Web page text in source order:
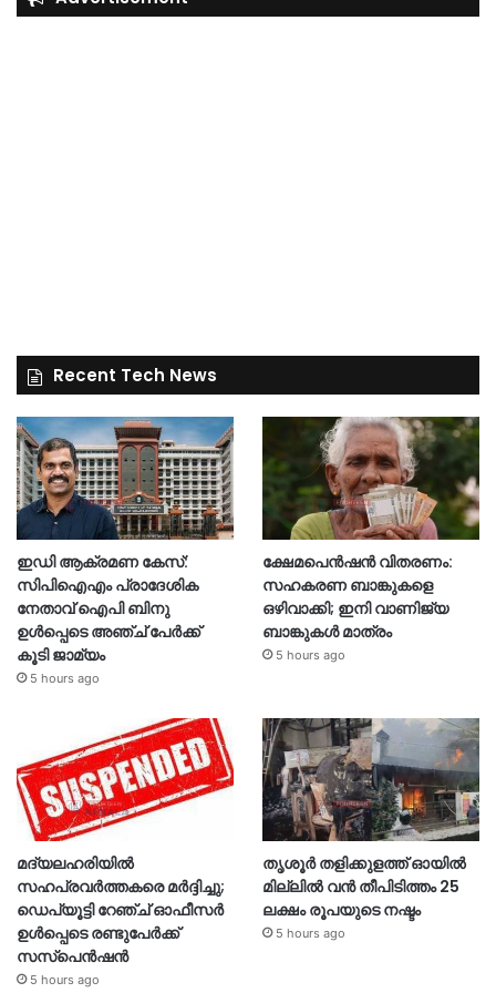
Recent Tech News
ഇഡി ആക്രമണ കേസ്:
സിപിഐഎം പ്രാദേശിക
നേതാവ് ഐപി ബിനു
ഉൾപ്പെടെ അഞ്ച് പേർക്ക്
കൂടി ജാമ്യം
5 hours ago
ക്ഷേമപെൻഷൻ വിതരണം:
സഹകരണ ബാങ്കുകളെ
ഒഴിവാക്കി; ഇനി വാണിജ്യ
ബാങ്കുകൾ മാത്രം
5 hours ago
മദ്യലഹരിയിൽ
സഹപ്രവർത്തകരെ മർദ്ദിച്ചു;
ഡെപ്യൂട്ടി റേഞ്ച് ഓഫീസർ
ഉൾപ്പെടെ രണ്ടുപേർക്ക്
സസ്‌പെൻഷൻ
5 hours ago
തൃശൂര്‍ തളിക്കുളത്ത് ഓയില്‍
മില്ലില്‍ വൻ തീപിടിത്തം 25
ലക്ഷം രൂപയുടെ നഷ്ടം
5 hours ago